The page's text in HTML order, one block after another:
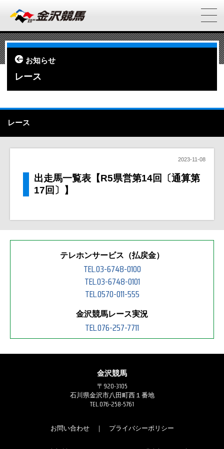
お知らせ
レース
レース
2023-11-08
出走馬一覧表【R5県営第14回〔通算第
17回〕】
テレホンサービス（払戻金）
TEL.03-6748-0100
TEL.03-6748-0101
TEL.0570-011-555
金沢競馬レース実況
TEL.076-257-7711
金沢競馬
〒920-3105
石川県金沢市八田町西１番地
TEL.076-258-5761
お問い合わせ｜ プライバシーポリシー